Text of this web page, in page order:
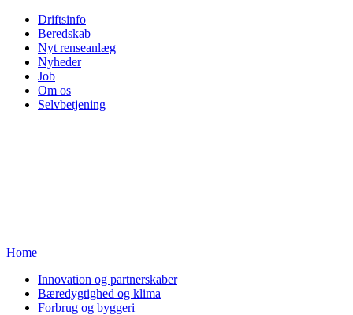
Driftsinfo
Beredskab
Nyt renseanlæg
Nyheder
Job
Om os
Selvbetjening
Home
Innovation og partnerskaber
Bæredygtighed og klima
Forbrug og byggeri